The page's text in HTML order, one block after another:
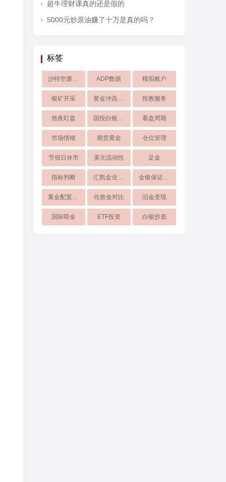
超牛理财课真的还是假的
5000元炒原油赚了十万是真的吗？
标签
沙特空袭伊朗 ADP数据 模拟账户
银矿开采 黄金冲高回落 投教服务
熬夜盯盘 国投白银LOF 看盘周期
市场情绪 期货黄金 仓位管理
节假日休市 美元流动性 足金
指标判断 汇凯金业入金流程 金银保证金下调
黄金配置比例 伦敦金对比 旧金变现
国际暗金 ETF投资 白银抄底